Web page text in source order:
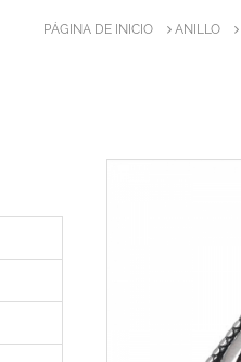
PÁGINA DE INICIO ANILLO